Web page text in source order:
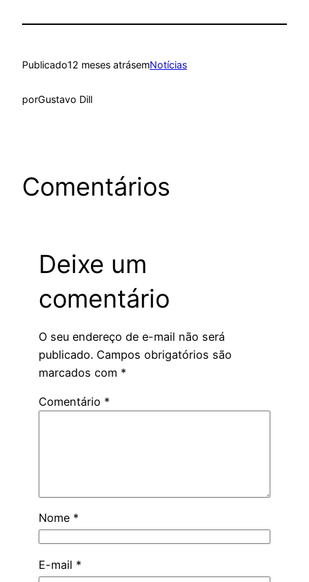
Publicado12 meses atrásemNotícias
porGustavo Dill
Comentários
Deixe um
comentário
O seu endereço de e-mail não será
publicado. Campos obrigatórios são
marcados com *
Comentário *
Nome *
E-mail *